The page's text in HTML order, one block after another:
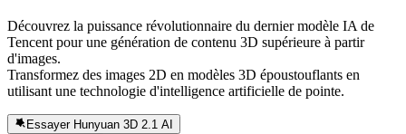
Découvrez la puissance révolutionnaire du dernier modèle IA de
Tencent pour une génération de contenu 3D supérieure à partir
d'images.
Transformez des images 2D en modèles 3D époustouflants en
utilisant une technologie d'intelligence artificielle de pointe.
Essayer Hunyuan 3D 2.1 AI